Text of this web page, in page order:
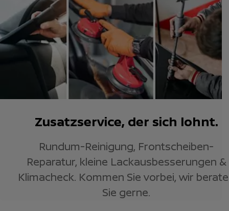
Zusatzservice, der sich lohnt.
Rundum-Reinigung, Frontscheiben-
Reparatur, kleine Lackausbesserungen &
Klimacheck. Kommen Sie vorbei, wir
Sie gerne.